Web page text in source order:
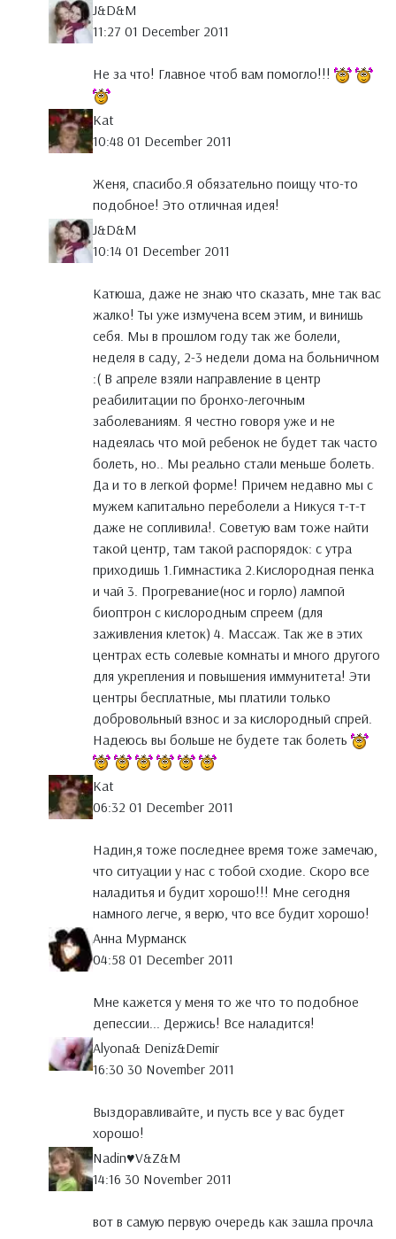
J&D&M
11:27 01 December 2011
Не за что! Главное чтоб вам помогло!!!
Kat
10:48 01 December 2011
Женя, спасибо.Я обязательно поищу что-то
подобное! Это отличная идея!
J&D&M
10:14 01 December 2011
Катюша, даже не знаю что сказать, мне так вас
жалко! Ты уже измучена всем этим, и винишь
себя. Мы в прошлом году так же болели,
неделя в саду, 2-3 недели дома на больничном
:( В апреле взяли направление в центр
реабилитации по бронхо-легочным
заболеваниям. Я честно говоря уже и не
надеялась что мой ребенок не будет так часто
болеть, но.. Мы реально стали меньше болеть.
Да и то в легкой форме! Причем недавно мы с
мужем капитально переболели а Никуся т-т-т
даже не сопливила!. Советую вам тоже найти
такой центр, там такой распорядок: с утра
приходишь 1.Гимнастика 2.Кислородная пенка
и чай 3. Прогревание(нос и горло) лампой
биоптрон с кислородным спреем (для
заживления клеток) 4. Массаж. Так же в этих
центрах есть солевые комнаты и много другого
для укрепления и повышения иммунитета! Эти
центры бесплатные, мы платили только
добровольный взнос и за кислородный спрей.
Надеюсь вы больше не будете так болеть
Kat
06:32 01 December 2011
Надин,я тоже последнее время тоже замечаю,
что ситуации у нас с тобой сходие. Скоро все
наладитья и будит хорошо!!! Мне сегодня
намного легче, я верю, что все будит хорошо!
Анна Мурманск
04:58 01 December 2011
Мне кажется у меня то же что то подобное
депессии... Держись! Все наладится!
Alyona& Deniz&Demir
16:30 30 November 2011
Выздоравливайте, и пусть все у вас будет
хорошо!
Nadin♥V&Z&M
14:16 30 November 2011
вот в самую первую очередь как зашла прочла